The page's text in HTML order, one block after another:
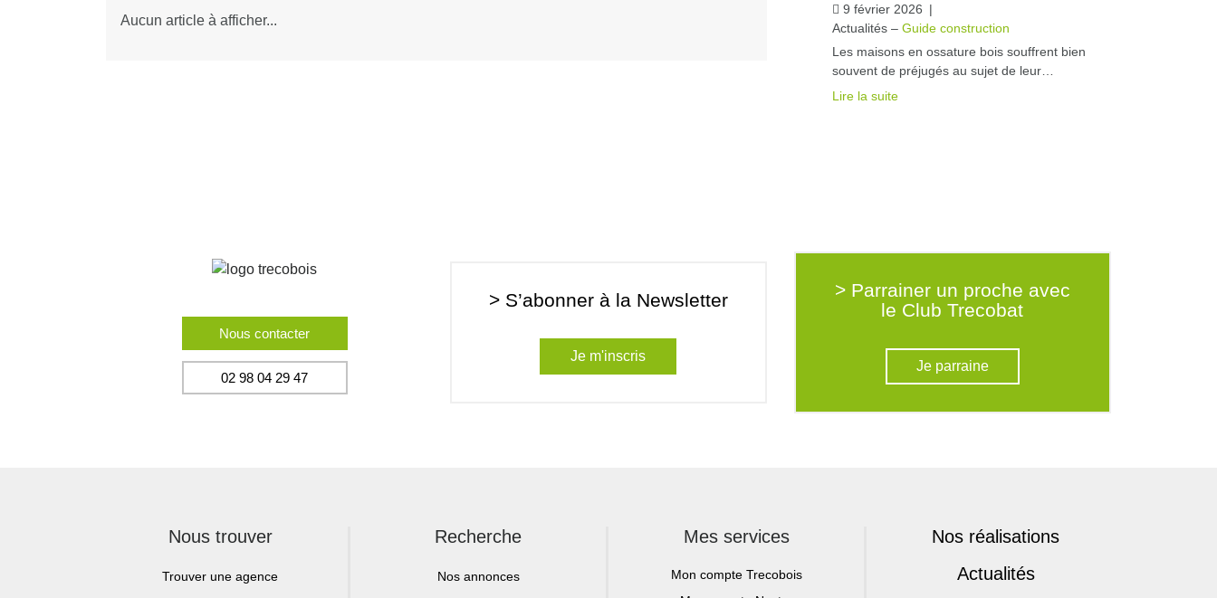
Aucun article à afficher...
9 février 2026 |
Actualités – Guide construction
Les maisons en ossature bois souffrent bien
souvent de préjugés au sujet de leur…
Lire la suite
Nous contacter
02 98 04 29 47
> S’abonner à la Newsletter
Je m'inscris
> Parrainer un proche avec
le Club Trecobat
Je parraine
Nous trouver
Trouver une agence
Recherche
Nos annonces
Mes services
Mon compte Trecobois
Nos réalisations
Actualités